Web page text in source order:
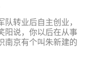
转业后自主创业，
阳说，你以后在从事
南京有个叫朱新建的